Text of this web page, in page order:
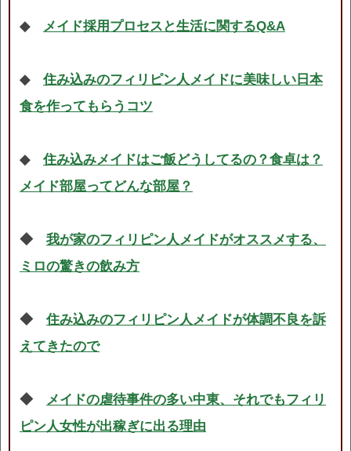
◆ メイド採用プロセスと生活に関するQ&A
◆住み込みのフィリピン人メイドに美味しい日本
食を作ってもらうコツ
◆住み込みメイドはご飯どうしてるの？食卓は？
メイド部屋ってどんな部屋？
◆ 我が家のフィリピン人メイドがオススメする、
ミロの驚きの飲み方
◆住み込みのフィリピン人メイドが体調不良を訴
えてきたので
◆
メイドの虐待事件の多い中東、それでもフィリ
ピン人女性が出稼ぎに出る理由